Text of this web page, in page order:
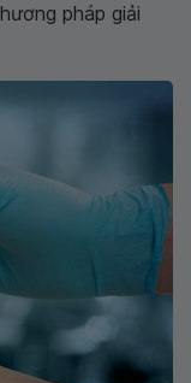
pháp giải